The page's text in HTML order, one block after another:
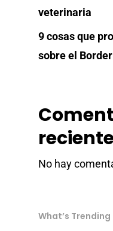
veterinaria
9 cosas que
sobre el
No hay
What’s Trending